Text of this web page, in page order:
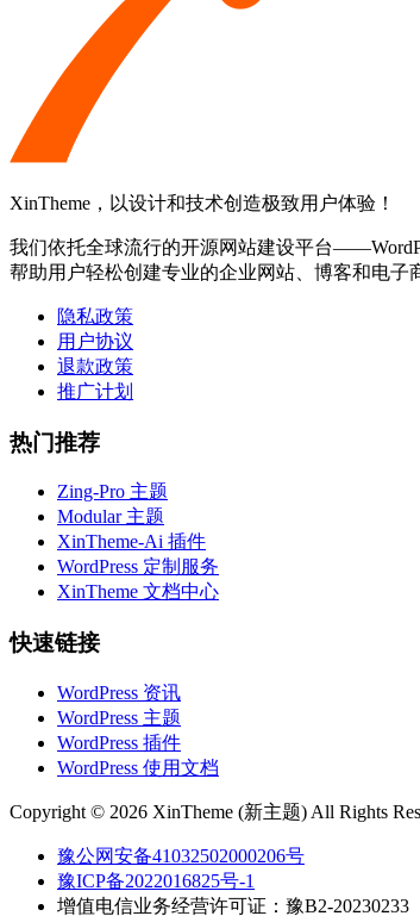
XinTheme，以设计和技术创造极致用户体验！
我们依托全球流行的开源网站建设平台
帮助用户轻松创建专业的企业网站、博客和电子
隐私政策
用户协议
退款政策
推广计划
热门推荐
Zing-Pro 主题
Modular 主题
XinTheme-Ai 插件
WordPress 定制服务
XinTheme 文档中心
快速链接
WordPress 资讯
WordPress 主题
WordPress 插件
WordPress 使用文档
Copyright © 2026 XinTheme (新主题) All Rights
豫公网安备41032502000206号
豫ICP备2022016825号-1
增值电信业务经营许可证：豫B2-20230233